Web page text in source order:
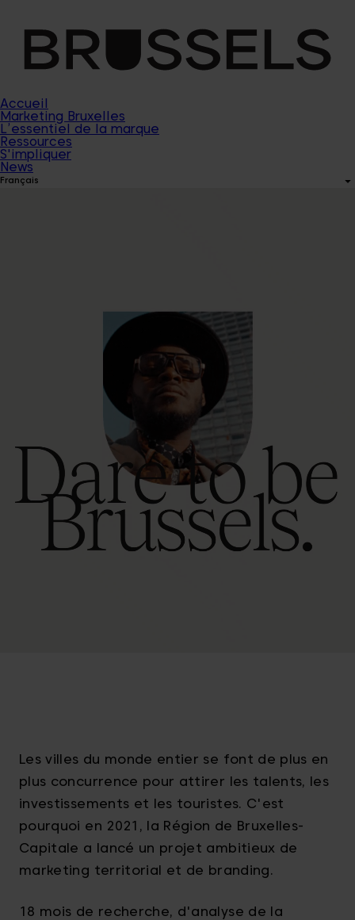
Accueil
Marketing Bruxelles
L’essentiel de la marque
Ressources
S'impliquer
News
Français
Les villes du monde entier se font de plus en
plus concurrence pour attirer les talents, les
investissements et les touristes. C'est
pourquoi en 2021, la Région de Bruxelles-
Capitale a lancé un projet ambitieux de
marketing territorial et de branding.
18 mois de recherche, d'analyse de la